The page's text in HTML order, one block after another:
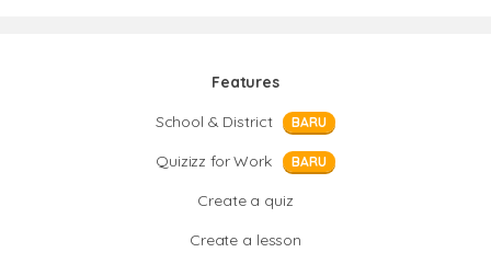
Features
School & District
BARU
Quizizz for Work BARU
Create a quiz
Create a lesson